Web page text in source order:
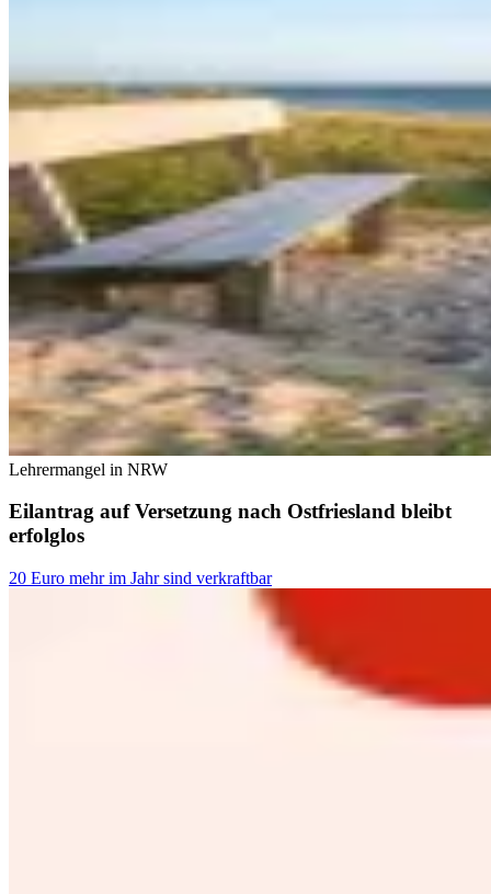
Lehrermangel in NRW
Eilantrag auf Versetzung nach Ostfriesland bleibt
erfolglos
20 Euro mehr im Jahr sind verkraftbar